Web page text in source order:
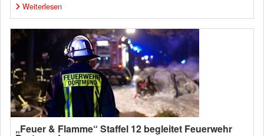
Weiterlesen
„Feuer & Flamme“ Staffel 12 begleitet Feuerwehr